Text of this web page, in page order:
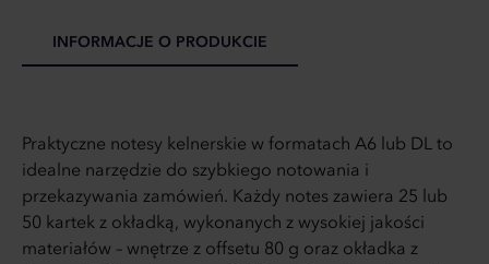
INFORMACJE O PRODUKCIE
Praktyczne notesy kelnerskie w formatach A6 lub DL to
idealne narzędzie do szybkiego notowania i
przekazywania zamówień. Każdy notes zawiera 25 lub
50 kartek z okładką, wykonanych z wysokiej jakości
materiałów – wnętrze z offsetu 80 g oraz okładka z